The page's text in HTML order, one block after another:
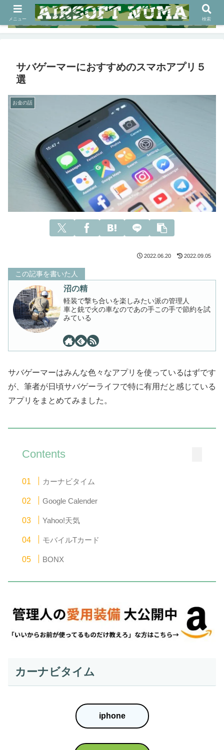
サバゲーマーにおすすめのスマホアプリ５
選
お金の話
2022.06.20 2022.09.05
この記事を書いた人
沼の精
軽装で撃ち合いを楽しみたい派の管理人
車と銃で火の車なのであの手この手で節約を試
みている
サバゲーマーはみんな色々なアプリを使っているはずです
が、筆者が日頃サバゲーライフで特に有用だと感じている
アプリをまとめてみました。
Contents
カーナビタイム
Google Calender
Yahoo!天気
モバイルTカード
BONX
カーナビタイム
iphone
メニュー 検索